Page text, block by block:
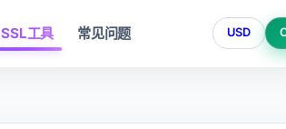
SSL工具 常见问题 USD